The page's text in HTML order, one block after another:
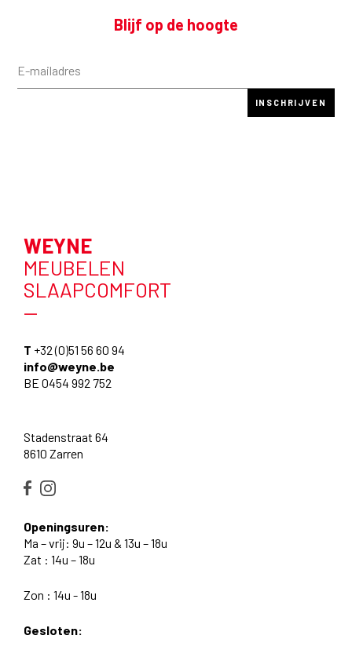
Blijf op de hoogte
WEYNE
MEUBELEN
SLAAPCOMFORT
—
T +32 (0)51 56 60 94
info@weyne.be
BE 0454 992 752
Stadenstraat 64
8610 Zarren
Openingsuren:
Ma – vrij: 9u – 12u & 13u – 18u
Zat : 14u – 18u
Zon : 14u - 18u
Gesloten: